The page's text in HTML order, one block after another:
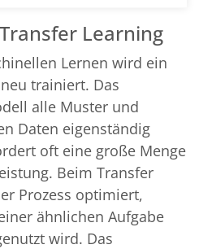
Learning
Lernen wird ein
trainiert. Das
alle Muster und
Daten eigenständig
oft eine große Menge
Beim Transfer
Prozess optimiert,
ähnlichen Aufgabe
wird. Das